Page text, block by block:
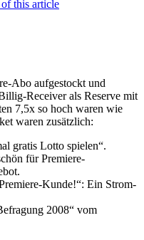
this article
Abo aufgestockt und
Receiver als Reserve mit
7,5x so hoch waren wie
waren zusätzlich:
gratis Lotto spielen“.
für Premiere-
Kunde!“: Ein Strom-
2008“ vom